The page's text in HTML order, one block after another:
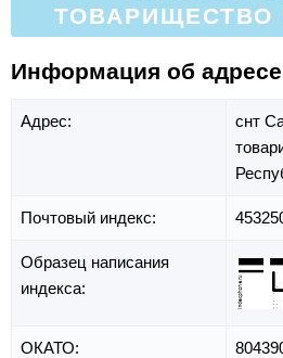
ТОВАРИЩЕСТВО
Информация об адресе
Адрес:
снт
Почтовый индекс:
Образец написания
индекса:
ОКАТО: